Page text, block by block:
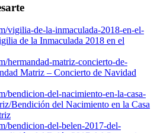
vigilia-de-la-inmaculada-2018-en-el-
de la Inmaculada 2018 en el
hermandad-matriz-concierto-de-
Matriz – Concierto de Navidad
bendicion-del-nacimiento-en-la-casa-
Bendición del Nacimiento en la Casa
bendicion-del-belen-2017-del-